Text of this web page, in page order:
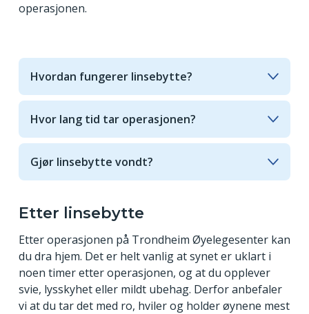
operasjonen.
Hvordan fungerer linsebytte?
Under linsebytte erstatter vi den naturlige linsen i
ha flere styrker, som gjør det mulig å se på nært
hold, mellomavstand (for eksempel dataskjerm)
og på lengre avstand.
Hvor lang tid tar operasjonen?
Operasjonen tar mellom 10 og 15 minutter per
må du regne med å være mellom 1 og 1,5 time på
klinikken denne dagen.
Gjør linsebytte vondt?
Du kan tidvis oppleve litt trykk mot øyet, og det er
oppleve som ubehagelig. Annet enn dette er
bedøvende øyedråper.
Etter linsebytte
Etter operasjonen på Trondheim Øyelegesenter kan
du dra hjem. Det er helt vanlig at synet er uklart i
noen timer etter operasjonen, og at du opplever
svie, lysskyhet eller mildt ubehag. Derfor anbefaler
vi at du tar det med ro, hviler og holder øynene mest